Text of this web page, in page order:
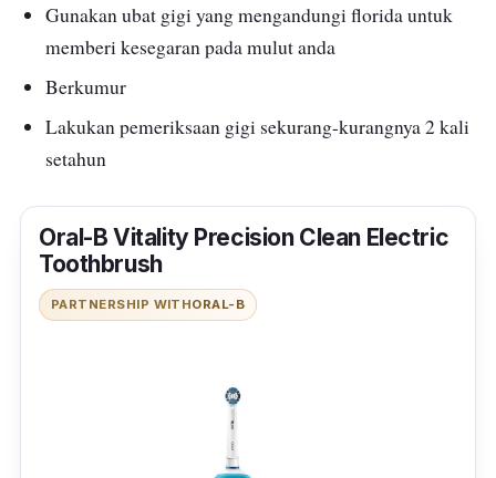
Gunakan ubat gigi yang mengandungi florida untuk
memberi kesegaran pada mulut anda
Berkumur
Lakukan pemeriksaan gigi sekurang-kurangnya 2 kali
setahun
Oral-B Vitality Precision Clean Electric
Toothbrush
PARTNERSHIP WITHORAL-B